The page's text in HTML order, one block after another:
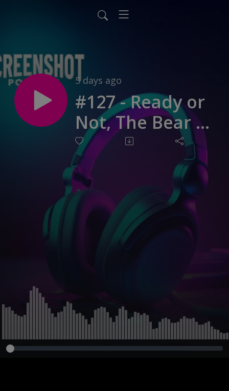
5 days ago
#127 - Ready or
Not, The Bear &
die perfekte
Filmempfehlung